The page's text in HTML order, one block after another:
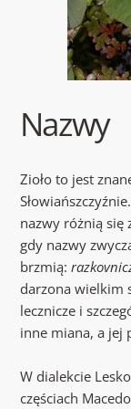
Nazwy
Zioło to jest
nazwy różnią się
gdy nazwy
brzmią:
darzona wielkim
lecznicze i
inne miana, a jej
W dialekcie
częściach